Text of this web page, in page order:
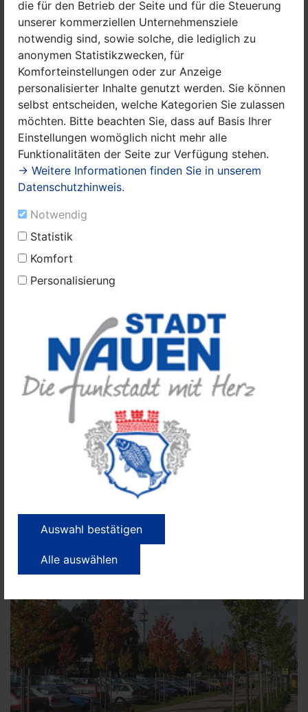
die für den Betrieb der Seite und für die Steuerung
unserer kommerziellen Unternehmensziele
notwendig sind, sowie solche, die lediglich zu
anonymen Statistikzwecken, für
Komforteinstellungen oder zur Anzeige
personalisierter Inhalte genutzt werden. Sie können
selbst entscheiden, welche Kategorien Sie zulassen
möchten. Bitte beachten Sie, dass auf Basis Ihrer
Einstellungen womöglich nicht mehr alle
Funktionalitäten der Seite zur Verfügung stehen.
→ Weitere Informationen finden Sie in unserem
Datenschutzhinweis.
Notwendig
Statistik
Komfort
Personalisierung
Auswahl bestätigen
Alle auswählen
Fahrradboxen, Bahnhof Nauen